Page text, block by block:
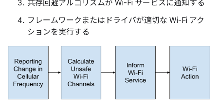
共存回避アルゴリズムが Wi-Fi サービスに通知する
フレームワークまたはドライバが適切な Wi-Fi アク
ションを実行する